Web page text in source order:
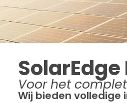
Voor het
Wij bieden